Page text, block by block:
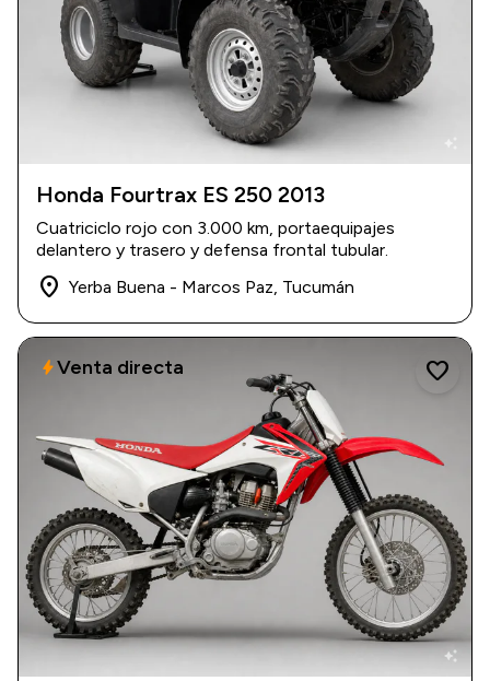
auto_awesome
2013 | 3.000 km
USD 6.500
Honda Fourtrax ES 250 2013
Cuatriciclo rojo con 3.000 km, portaequipajes
delantero y trasero y defensa frontal tubular.
place Yerba Buena - Marcos Paz, Tucumán
auto_awesome
favorite
boltVenta directa